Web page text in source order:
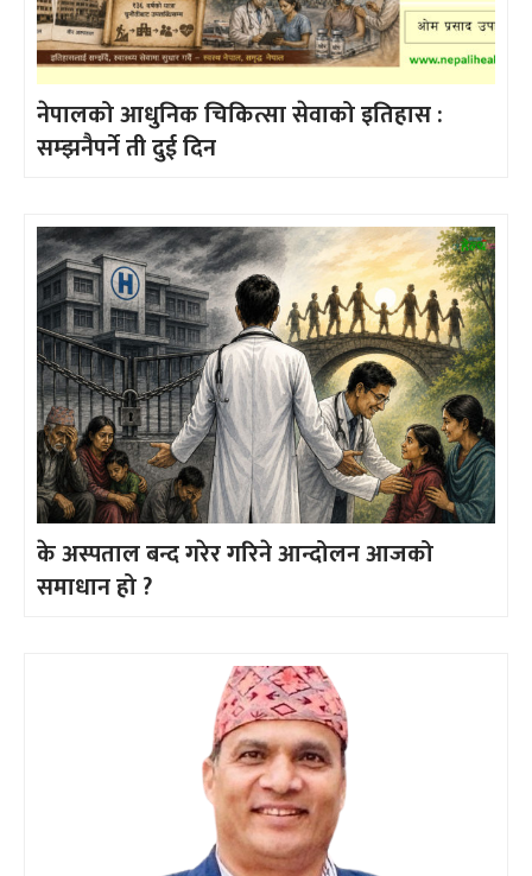
नेपालको आधुनिक चिकित्सा सेवाको इतिहास :
सम्झनैपर्ने ती दुई दिन
के अस्पताल बन्द गरेर गरिने आन्दोलन आजको
समाधान हो ?